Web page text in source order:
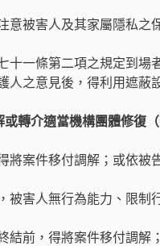
意被害人及其家屬隱私之
十一條第二項之規定到場
人之意見後，得利用遮蔽
或轉介適當機構團體修復（
將案件移付調解；或依被
被害人無行為能力、限制
結前，得將案件移付調解